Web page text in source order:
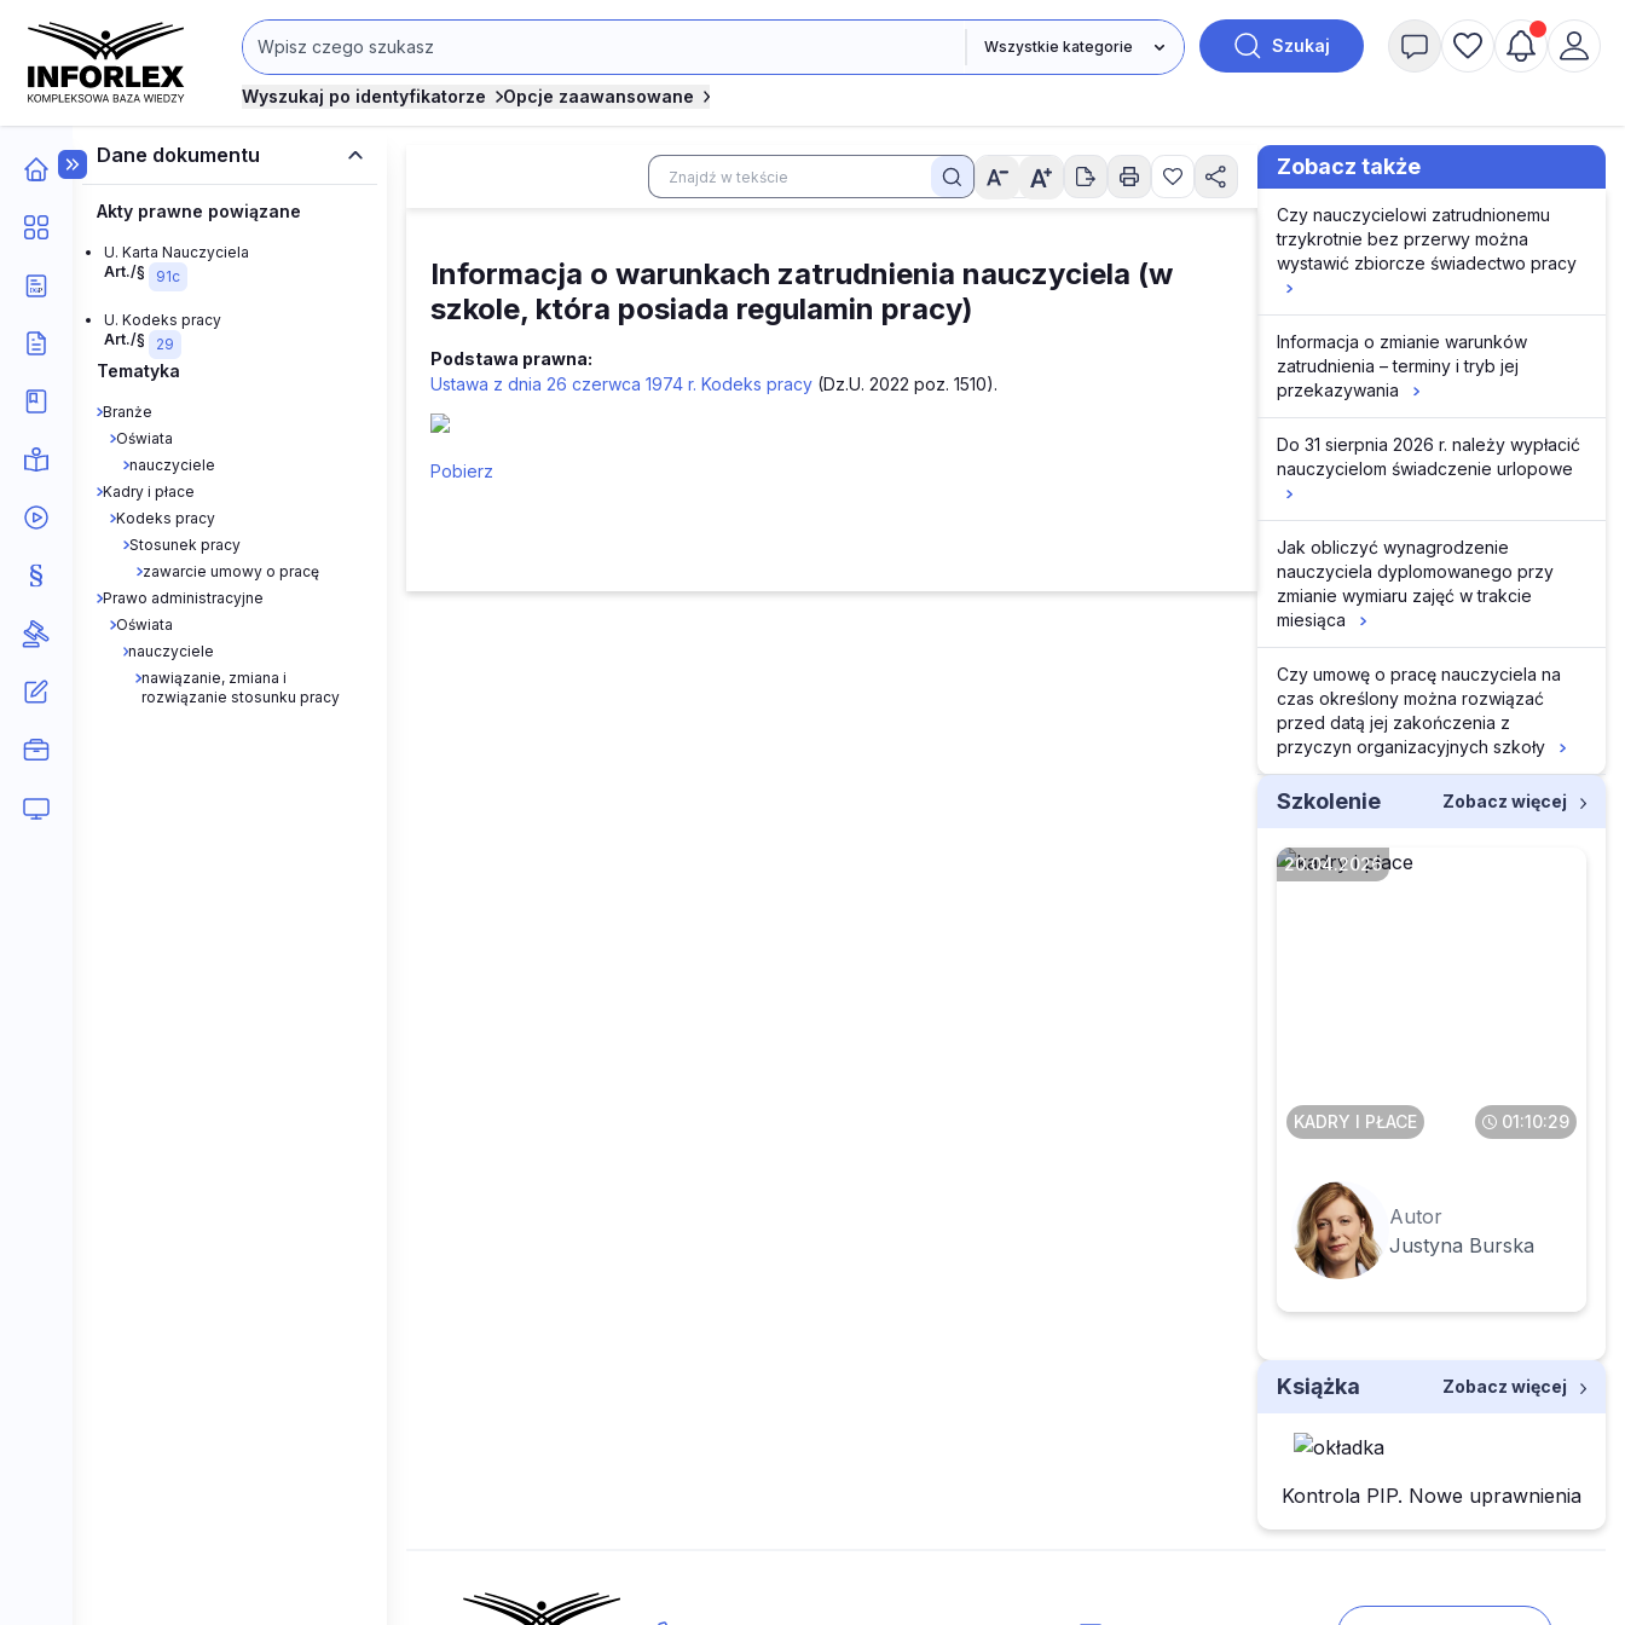
Szukaj
Wyszukaj po identyfikatorze Opcje zaawansowane
Dane dokumentu
Akty prawne powiązane
U. Karta Nauczyciela
Art./§
91c
U. Kodeks pracy
Art./§
29
Tematyka
Branże
Oświata
nauczyciele
Kadry i płace
Kodeks pracy
Stosunek pracy
zawarcie umowy o pracę
Prawo administracyjne
Oświata
nauczyciele
nawiązanie, zmiana i
rozwiązanie stosunku pracy
Informacja o warunkach zatrudnienia nauczyciela (w
szkole, która posiada regulamin pracy)
Podstawa prawna:
Ustawa z dnia 26 czerwca 1974 r. Kodeks pracy (Dz.U. 2022 poz. 1510).
Pobierz
Zobacz także
Czy nauczycielowi zatrudnionemu
trzykrotnie bez przerwy można
wystawić zbiorcze świadectwo pracy
Informacja o zmianie warunków
zatrudnienia – terminy i tryb jej
przekazywania
Do 31 sierpnia 2026 r. należy wypłacić
nauczycielom świadczenie urlopowe
Jak obliczyć wynagrodzenie
nauczyciela dyplomowanego przy
zmianie wymiaru zajęć w trakcie
miesiąca
Czy umowę o pracę nauczyciela na
czas określony można rozwiązać
przed datą jej zakończenia z
przyczyn organizacyjnych szkoły
Szkolenie Zobacz więcej
20.04.2026
KADRY I PŁACE 01:10:29
Autor
Justyna Burska
Książka Zobacz więcej
Kontrola PIP. Nowe uprawnienia